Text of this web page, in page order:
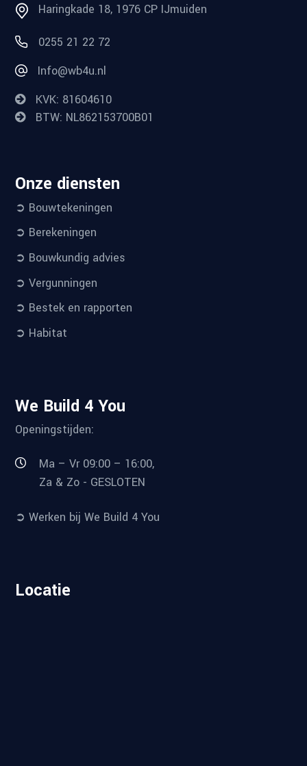
Haringkade 18, 1976 CP IJmuiden
0255 21 22 72
Info@wb4u.nl
KVK: 81604610
BTW: NL862153700B01
Onze diensten
➲ Bouwtekeningen
➲ Berekeningen
➲ Bouwkundig advies
➲ Vergunningen
➲ Bestek en rapporten
➲ Habitat
We Build 4 You
Openingstijden:
Ma – Vr 09:00 – 16:00,
Za & Zo - GESLOTEN
➲ Werken bij We Build 4 You
Locatie